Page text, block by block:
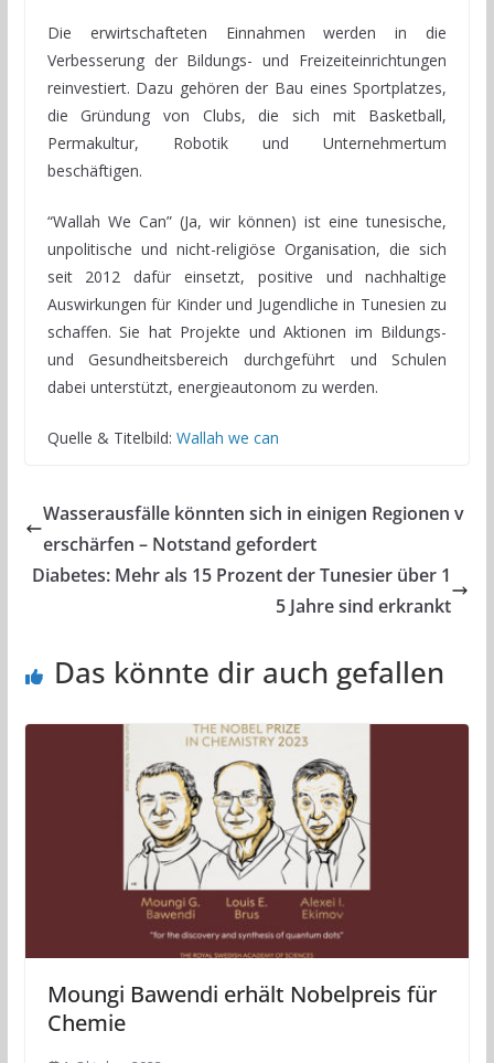
Die erwirtschafteten Einnahmen werden in die
Verbesserung der Bildungs- und Freizeiteinrichtungen
reinvestiert. Dazu gehören der Bau eines Sportplatzes,
die Gründung von Clubs, die sich mit Basketball,
Permakultur, Robotik und Unternehmertum
beschäftigen.
“Wallah We Can” (Ja, wir können) ist eine tunesische,
unpolitische und nicht-religiöse Organisation, die sich
seit 2012 dafür einsetzt, positive und nachhaltige
Auswirkungen für Kinder und Jugendliche in Tunesien zu
schaffen. Sie hat Projekte und Aktionen im Bildungs-
und Gesundheitsbereich durchgeführt und Schulen
dabei unterstützt, energieautonom zu werden.
Quelle & Titelbild: Wallah we can
Wasserausfälle könnten sich in einigen Regionen v
erschärfen – Notstand gefordert
Diabetes: Mehr als 15 Prozent der Tunesier über 1
5 Jahre sind erkrankt
Das könnte dir auch gefallen
Moungi Bawendi erhält Nobelpreis für
Chemie